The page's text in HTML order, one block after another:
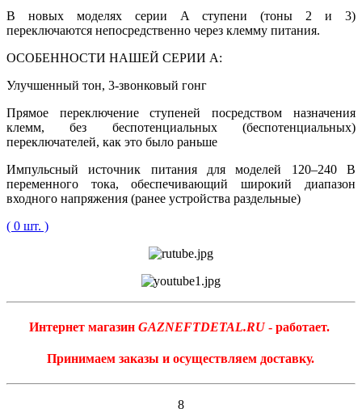
В новых моделях серии A ступени (тоны 2 и 3)
переключаются непосредственно через клемму питания.
ОСОБЕННОСТИ НАШЕЙ СЕРИИ A:
Улучшенный тон, 3-звонковый гонг
Прямое переключение ступеней посредством назначения
клемм, без беспотенциальных (беспотенциальных)
переключателей, как это было раньше
Импульсный источник питания для моделей 120–240 В
переменного тока, обеспечивающий широкий диапазон
входного напряжения (ранее устройства раздельные)
( 0 шт. )
Интернет магазин GAZNEFTDETAL.RU- работает.
Принимаем заказы и осуществляем доставку.
8